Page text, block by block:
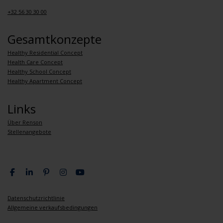
+32 56 30 30 00
Gesamtkonzepte
Healthy Residential Concept
Health Care Concept
Healthy School Concept
Healthy Apartment Concept
Links
Über Renson
Stellenangebote
Datenschutzrichtlinie
Allgemeine verkaufsbedingungen